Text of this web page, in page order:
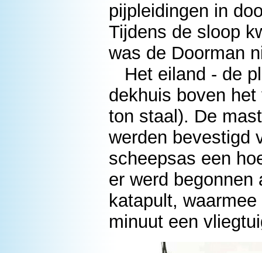
pijpleidingen in
Tijdens de sloop
was de Doorman
Het eiland - de
dekhuis boven
ton staal). De
werden bevestigd
scheepsas een
er werd begonnen
katapult,
minuut een